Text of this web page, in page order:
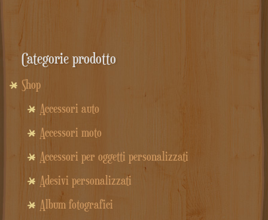
Categorie prodotto
Shop
Accessori auto
Accessori moto
Accessori per oggetti personalizzati
Adesivi personalizzati
Album fotografici